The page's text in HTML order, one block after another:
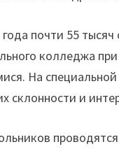
почти 55
колледжа
На
склонности и